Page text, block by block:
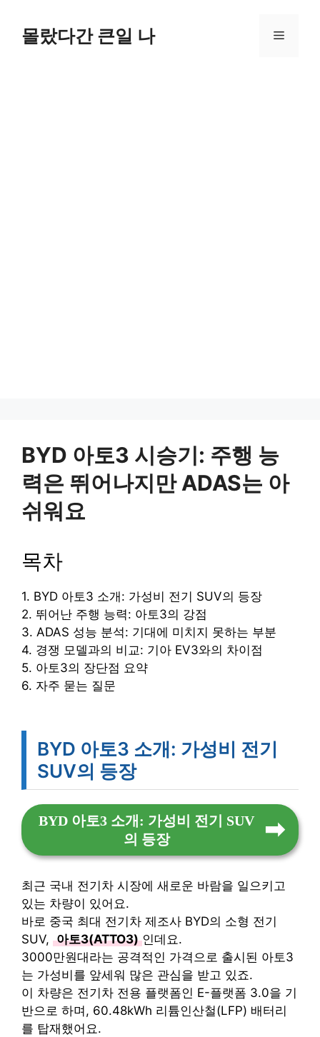
몰랐다간 큰일 나 메
BYD 아토3 시승기: 주행 능
력은 뛰어나지만 ADAS는 아
쉬워요
목차
1. BYD 아토3 소개: 가성비 전기 SUV의 등장
2. 뛰어난 주행 능력: 아토3의 강점
3. ADAS 성능 분석: 기대에 미치지 못하는 부분
4. 경쟁 모델과의 비교: 기아 EV3와의 차이점
5. 아토3의 장단점 요약
6. 자주 묻는 질문
BYD 아토3 소개: 가성비 전기
SUV의 등장
BYD 아토3 소개: 가성비 전기 SUV
의 등장
최근 국내 전기차 시장에 새로운 바람을 일으키고
있는 차량이 있어요.
바로 중국 최대 전기차 제조사 BYD의 소형 전기
SUV, 아토3(ATTO3) 인데요.
3000만원대라는 공격적인 가격으로 출시된 아토3
는 가성비를 앞세워 많은 관심을 받고 있죠.
이 차량은 전기차 전용 플랫폼인 E-플랫폼 3.0을 기
반으로 하며, 60.48kWh 리튬인산철(LFP) 배터리
를 탑재했어요.